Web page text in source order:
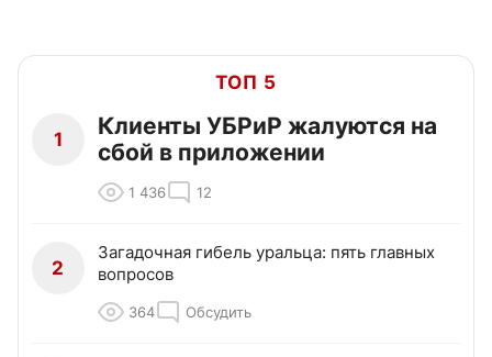
ТОП 5
1
Клиенты УБРиР жалуются на
сбой в приложении
1 436 12
2
Загадочная гибель уральца: пять главных
вопросов
364 Обсудить